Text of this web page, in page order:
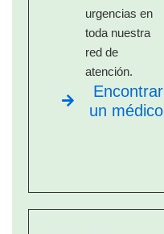
urgencias en
toda nuestra
red de
atención.
Encontrar
un médico